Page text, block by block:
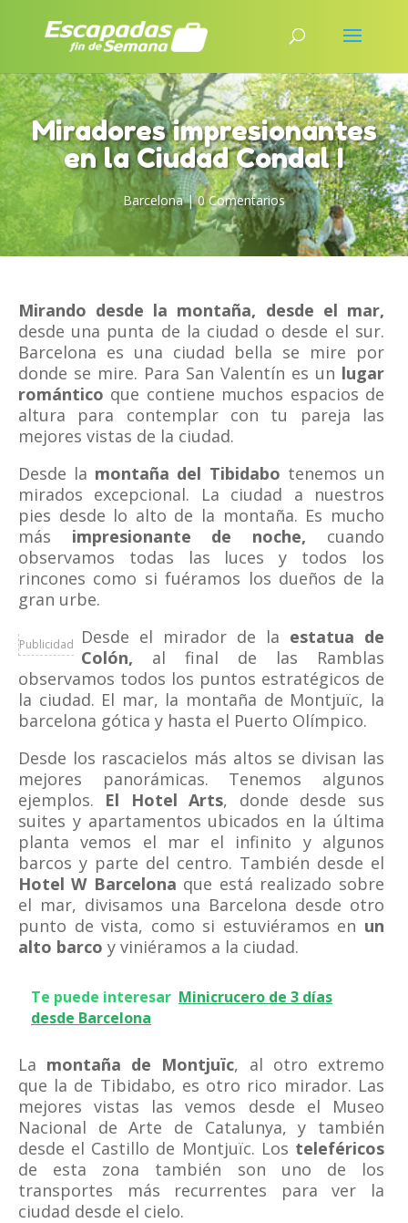
Miradores impresionantes
en la Ciudad Condal I
Barcelona|0 Comentarios
Mirando desde la montaña, desde el mar,
desde una punta de la ciudad o desde el sur.
Barcelona es una ciudad bella se mire por
donde se mire. Para San Valentín es un lugar
romántico que contiene muchos espacios de
altura para contemplar con tu pareja las
mejores vistas de la ciudad.
Desde la montaña del Tibidabo tenemos un
mirados excepcional. La ciudad a nuestros
pies desde lo alto de la montaña. Es mucho
más impresionante de noche, cuando
observamos todas las luces y todos los
rincones como si fuéramos los dueños de la
gran urbe.
Publicidad Desde el mirador de la estatua de
Colón, al final de las Ramblas
observamos todos los puntos estratégicos de
la ciudad. El mar, la montaña de Montjuïc, la
barcelona gótica y hasta el Puerto Olímpico.
Desde los rascacielos más altos se divisan las
mejores panorámicas. Tenemos algunos
ejemplos. El Hotel Arts, donde desde sus
suites y apartamentos ubicados en la última
planta vemos el mar el infinito y algunos
barcos y parte del centro. También desde el
Hotel W Barcelona que está realizado sobre
el mar, divisamos una Barcelona desde otro
punto de vista, como si estuviéramos en un
alto barco y viniéramos a la ciudad.
Te puede interesar Minicrucero de 3 días
desde Barcelona
La montaña de Montjuïc, al otro extremo
que la de Tibidabo, es otro rico mirador. Las
mejores vistas las vemos desde el Museo
Nacional de Arte de Catalunya, y también
desde el Castillo de Montjuïc. Los teleféricos
de esta zona también son uno de los
transportes más recurrentes para ver la
ciudad desde el cielo.